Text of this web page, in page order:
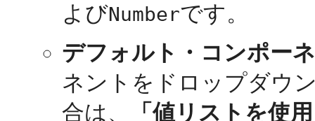
よびNumberです。
デフォルト・コンポー
ネントをドロップダウ
合は、
「値リストを使